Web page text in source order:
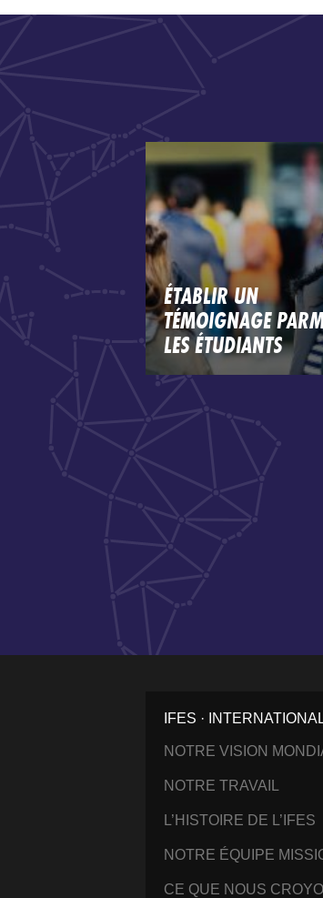
ÉTABLIR UN
TÉMOIGNAGE
LES ÉTUDIANTS
IFES ·
NOTRE VISION
NOTRE TRAVAIL
L’HISTOIRE DE L’IFES
NOTRE ÉQUIPE
CE QUE NOUS